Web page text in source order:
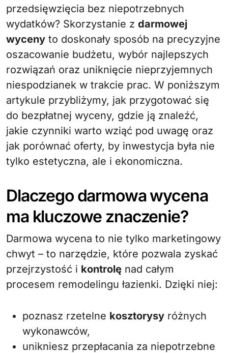
przedsięwzięcia bez niepotrzebnych
wydatków? Skorzystanie z darmowej
wyceny to doskonały sposób na precyzyjne
oszacowanie budżetu, wybór najlepszych
rozwiązań oraz uniknięcie nieprzyjemnych
niespodzianek w trakcie prac. W poniższym
artykule przybliżymy, jak przygotować się
do bezpłatnej wyceny, gdzie ją znaleźć,
jakie czynniki warto wziąć pod uwagę oraz
jak porównać oferty, by inwestycja była nie
tylko estetyczna, ale i ekonomiczna.
Dlaczego darmowa wycena
ma kluczowe znaczenie?
Darmowa wycena to nie tylko marketingowy
chwyt – to narzędzie, które pozwala zyskać
przejrzystość i kontrolę nad całym
procesem remodelingu łazienki. Dzięki niej:
poznasz rzetelne kosztorysy różnych
wykonawców,
unikniesz przepłacania za niepotrzebne